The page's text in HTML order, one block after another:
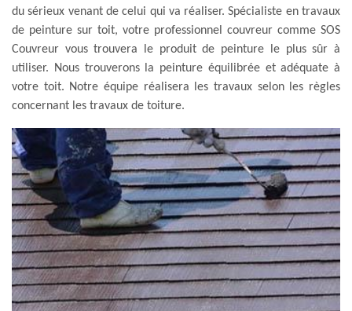
du sérieux venant de celui qui va réaliser. Spécialiste en travaux
de peinture sur toit, votre professionnel couvreur comme SOS
Couvreur vous trouvera le produit de peinture le plus sûr à
utiliser. Nous trouverons la peinture équilibrée et adéquate à
votre toit. Notre équipe réalisera les travaux selon les règles
concernant les travaux de toiture.